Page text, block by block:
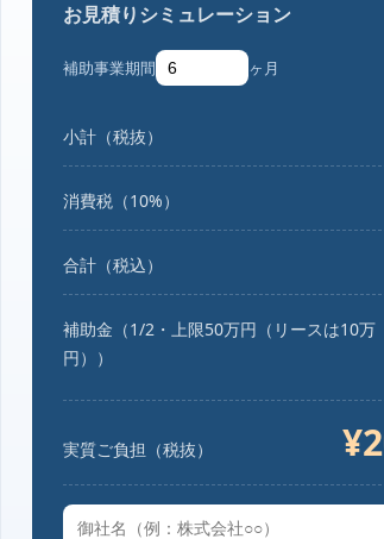
お見積りシミュレーション
補助事業期間 ヶ月
小計（税抜）
消費税（10%）
合計（税込）
補助金（1/2・上限50万円（リースは10万
円））
実質ご負担（税抜）